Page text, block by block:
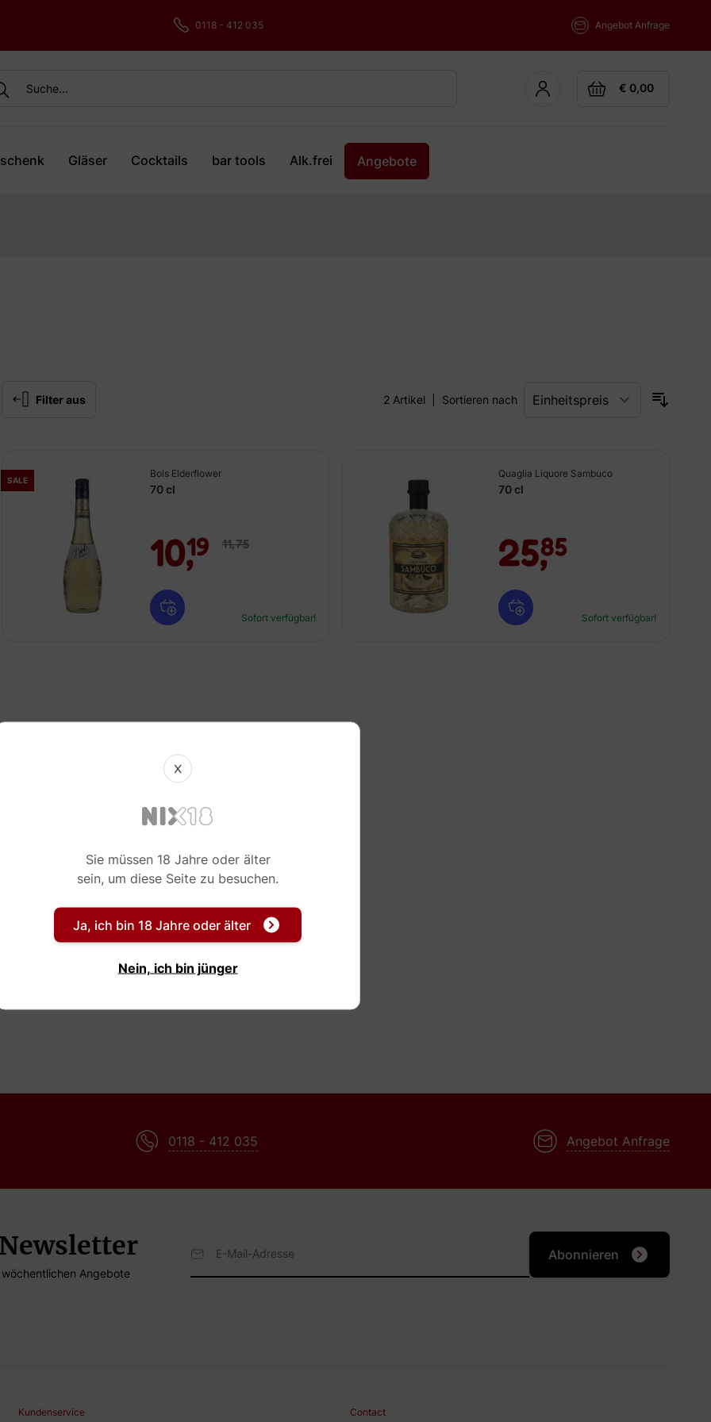
0118 - 412 035 Angebot Anfrage
Cart
€ 0,00
Gläser Cocktails bar tools Alk.frei Angebote
Filter aus 2 Artikel Sortieren nach
SALE
Bols Elderflower
70 cl
10,19 11,75
Sofort verfügbar!
Quaglia Liquore Sambuco
70 cl
25,85
Sofort verfügbar!
0118 - 412 035 Angebot Anfrage
Angebote
Abonnieren
Kundenservice Contact
X
Sie müssen 18 Jahre oder älter
sein, um diese Seite zu besuchen.
Ja, ich bin 18 Jahre oder älter
Nein, ich bin jünger